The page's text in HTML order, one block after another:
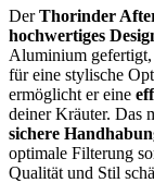
DerThorinder
hochwertiges
Aluminium gefertigt,
für eine stylische
ermöglicht er eine
deiner Kräuter. Das
sichere
optimale Filterung
Qualität und Stil